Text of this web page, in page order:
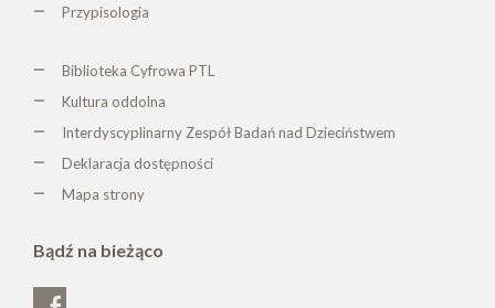
Przypisologia
Biblioteka Cyfrowa PTL
Kultura oddolna
Interdyscyplinarny Zespół Badań nad Dzieciństwem
Deklaracja dostępności
Mapa strony
Bądź na bieżąco